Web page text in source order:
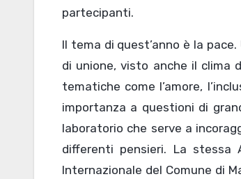
partecipanti.
Il tema di quest’anno è la
di unione, visto anche il clima
tematiche come l’amore,
importanza a questioni di
laboratorio che serve a
differenti pensieri. La stessa
Internazionale del Comune di